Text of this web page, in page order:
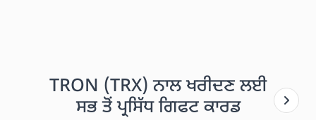
TRON (TRX) ਨਾਲ ਖਰੀਦਣ ਲਈ
ਸਭ ਤੋਂ ਪ੍ਰਸਿੱਧ ਗਿਫਟ ਕਾਰਡ